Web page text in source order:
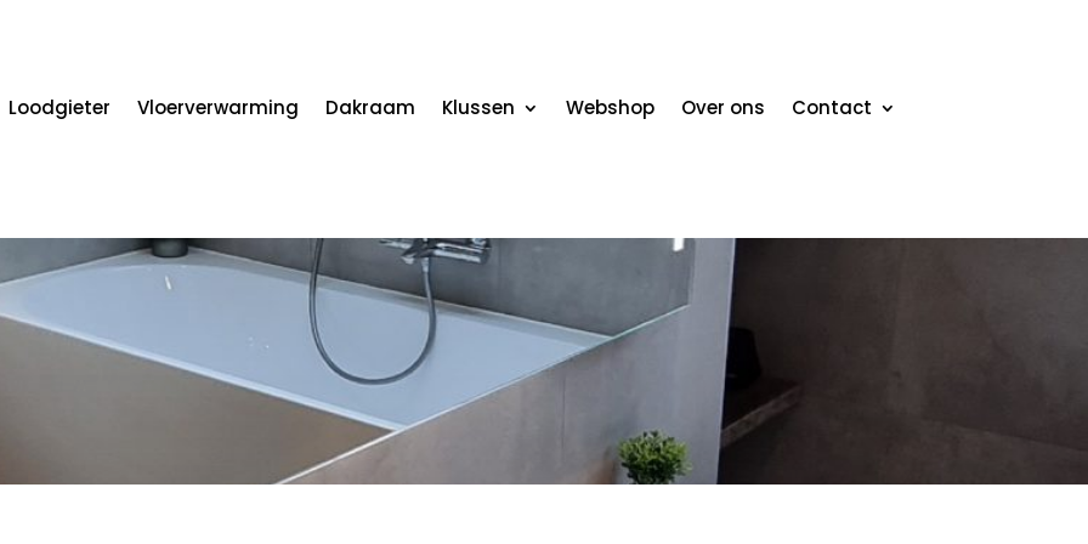
Loodgieter Vloerverwarming Dakraam Klussen Webshop Over ons Contact